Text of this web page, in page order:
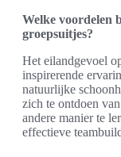
Welke voordelen
groepsuitjes?
Het eilandgevoel
inspirerende
natuurlijke
zich te ontdoen
andere manier te
effectieve